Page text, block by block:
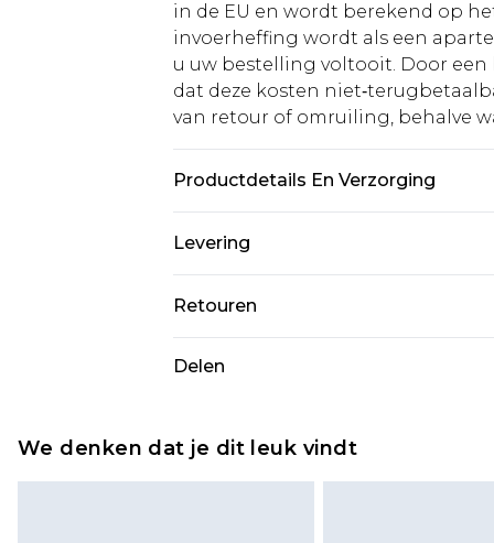
in de EU en wordt berekend op
invoerheffing wordt als een
u uw bestelling voltooit. Door
dat deze kosten
van retour of omruiling, behalve
Productdetails En Verzorging
Model wears size 10.
Levering
Standaardlevering Nederland
Expressdienst Nederland
Retouren
wordt gebracht op uw
Delen
We denken dat je dit leuk vindt